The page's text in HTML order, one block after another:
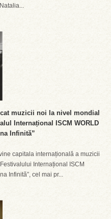
muzicii noi la nivel mondial
Internațional ISCM WORLD
Infinită”
capitala internațională a muzicii
Internațional ISCM
Infinită”, cel mai pr...